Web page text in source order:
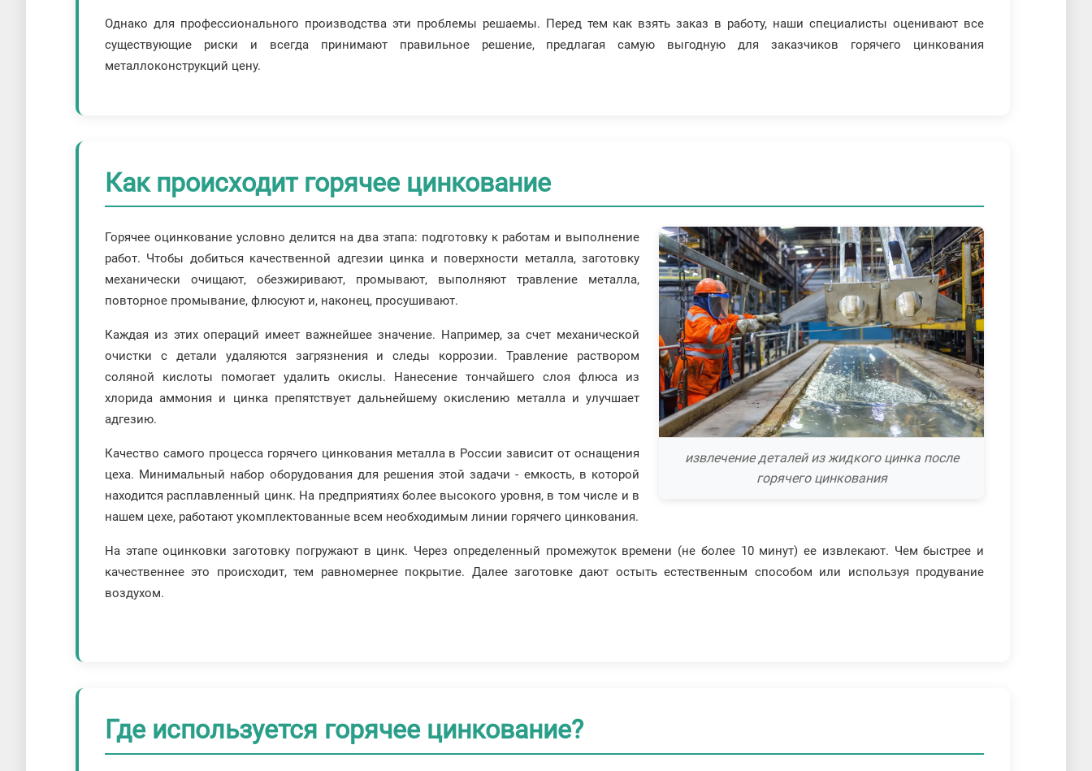
Однако для профессионального производства эти проблемы решаемы. Перед тем как взять заказ в работу, наши специалисты оценивают все
существующие риски и всегда принимают правильное решение, предлагая самую выгодную для заказчиков горячего цинкования
металлоконструкций цену.
Как происходит горячее цинкование
извлечение деталей из жидкого цинка после
горячего цинкования
Горячее оцинкование условно делится на два этапа: подготовку к работам и выполнение
работ. Чтобы добиться качественной адгезии цинка и поверхности металла, заготовку
механически очищают, обезжиривают, промывают, выполняют травление металла,
повторное промывание, флюсуют и, наконец, просушивают.
Каждая из этих операций имеет важнейшее значение. Например, за счет механической
очистки с детали удаляются загрязнения и следы коррозии. Травление раствором
соляной кислоты помогает удалить окислы. Нанесение тончайшего слоя флюса из
хлорида аммония и цинка препятствует дальнейшему окислению металла и улучшает
адгезию.
Качество самого процесса горячего цинкования металла в России зависит от оснащения
цеха. Минимальный набор оборудования для решения этой задачи - емкость, в которой
находится расплавленный цинк. На предприятиях более высокого уровня, в том числе и в
нашем цехе, работают укомплектованные всем необходимым линии горячего цинкования.
На этапе оцинковки заготовку погружают в цинк. Через определенный промежуток времени (не более 10 минут) ее извлекают. Чем быстрее и
качественнее это происходит, тем равномернее покрытие. Далее заготовке дают остыть естественным способом или используя продувание
воздухом.
Где используется горячее цинкование?